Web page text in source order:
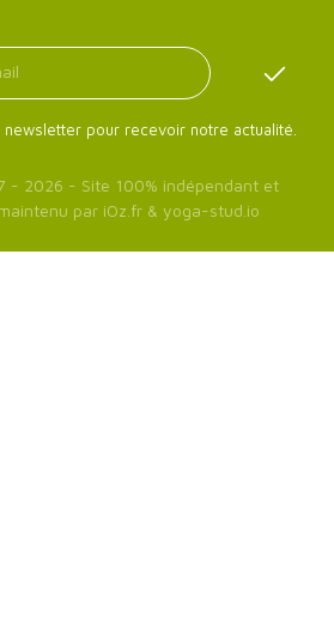
pour recevoir notre actualité.
- 2026 - Site 100% indépendant et
par iOz.fr & yoga-stud.io